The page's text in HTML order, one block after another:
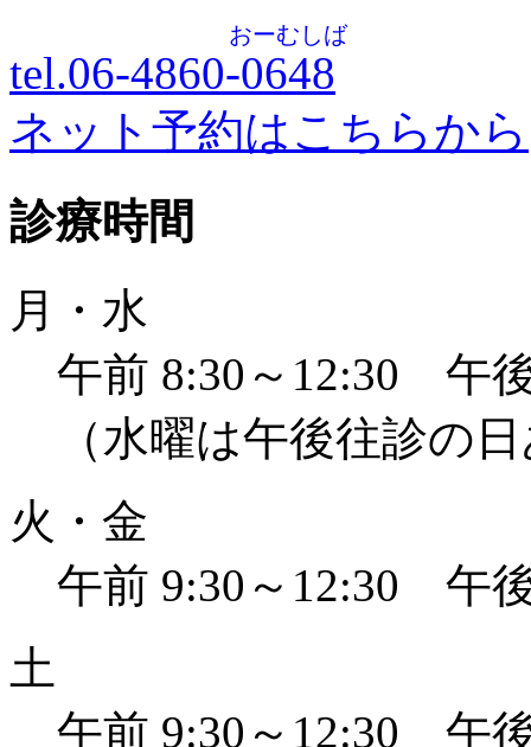
tel.06-4860-0648
おーむしば
ネット予約はこちらから
診療時間
月・水
午前 8:30～12:30 午
（水曜は午後往診の
火・金
午前 9:30～12:30 午
土
午前 9:30～12:30 午